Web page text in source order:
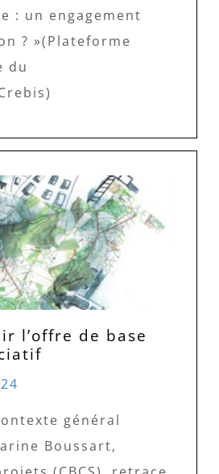
: un engagement
? »(Plateforme
du
l’offre de base
général
Boussart,